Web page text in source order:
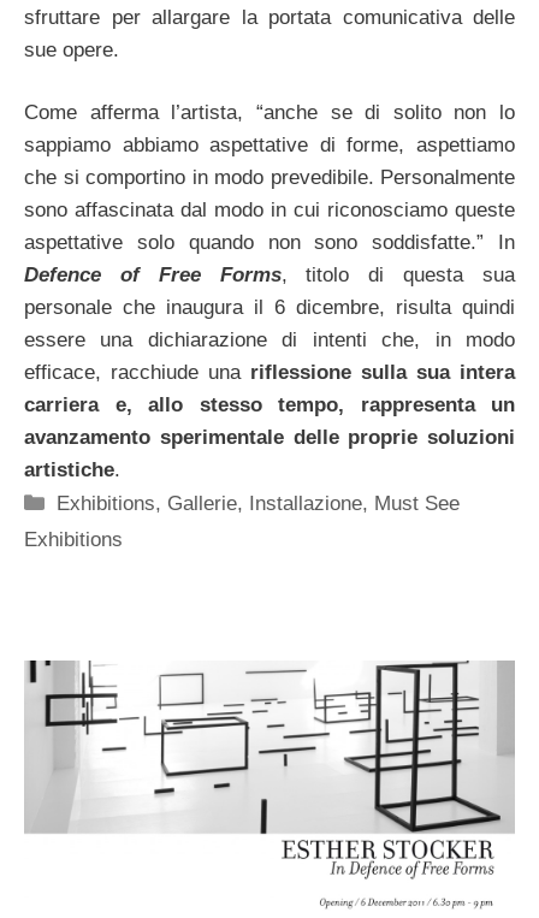
sfruttare per allargare la portata comunicativa delle
sue opere.
Come afferma l’artista, “anche se di solito non lo
sappiamo abbiamo aspettative di forme, aspettiamo
che si comportino in modo prevedibile. Personalmente
sono affascinata dal modo in cui riconosciamo queste
aspettative solo quando non sono soddisfatte.” In
Defence of Free Forms, titolo di questa sua
personale che inaugura il 6 dicembre, risulta quindi
essere una dichiarazione di intenti che, in modo
efficace, racchiude una riflessione sulla sua intera
carriera e, allo stesso tempo, rappresenta un
avanzamento sperimentale delle proprie soluzioni
artistiche.
Categorie
Exhibitions, Gallerie, Installazione, Must See
Exhibitions